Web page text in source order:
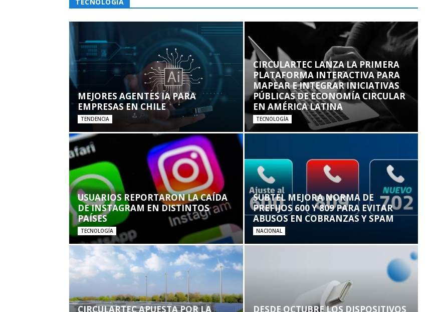
MEJORES AGENTES IA PARA
EMPRESAS EN CHILE
TENDENCIA
CIRCULARTEC LANZA LA PRIMERA
PLATAFORMA INTERACTIVA PARA
MAPEAR E INTEGRAR INICIATIVAS
PÚBLICAS DE ECONOMÍA CIRCULAR
EN AMÉRICA LATINA
TECNOLOGÍA
USUARIOS REPORTARON LA CAÍDA
DE INSTAGRAM EN DISTINTOS
PAÍSES
TECNOLOGÍA
SUBTEL MEJORA NORMA DE
PREFIJOS 600 Y 809 PARA EVITAR
ABUSOS EN COBRANZAS Y SPAM
NACIONAL
CIRCULARTEC APUESTA POR LA DESDE OCTUBRE LOS DISPOSITIVOS